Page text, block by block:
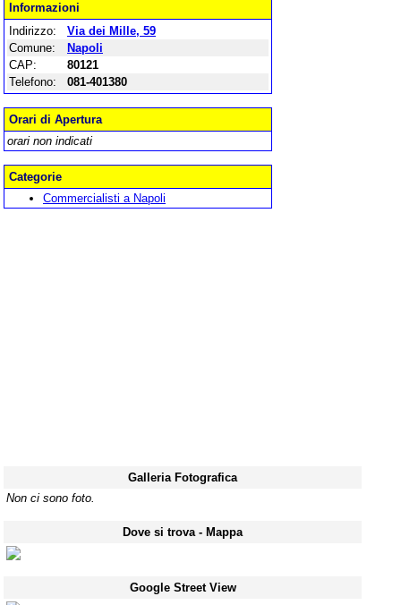
Informazioni
Indirizzo:
Via dei Mille, 59
Comune:
Napoli
CAP:
80121
Telefono:
081-401380
Orari di Apertura
orari non indicati
Categorie
Commercialisti a Napoli
Galleria Fotografica
Non ci sono foto.
Dove si trova - Mappa
Google Street View